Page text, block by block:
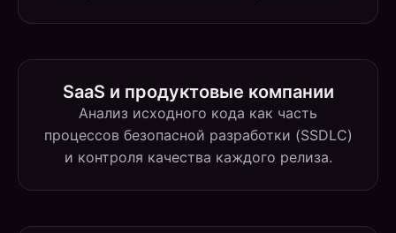
SaaS и продуктовые компании
Анализ исходного кода как часть
процессов безопасной разработки (SSDLC)
и контроля качества каждого релиза.